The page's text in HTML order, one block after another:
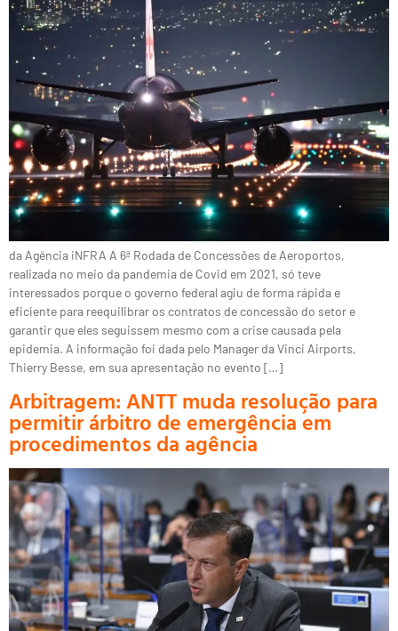
da Agência iNFRA A 6ª Rodada de Concessões de Aeroportos,
realizada no meio da pandemia de Covid em 2021, só teve
interessados porque o governo federal agiu de forma rápida e
eficiente para reequilibrar os contratos de concessão do setor e
garantir que eles seguissem mesmo com a crise causada pela
epidemia. A informação foi dada pelo Manager da Vinci Airports,
Thierry Besse, em sua apresentação no evento […]
Arbitragem: ANTT muda resolução para
permitir árbitro de emergência em
procedimentos da agência